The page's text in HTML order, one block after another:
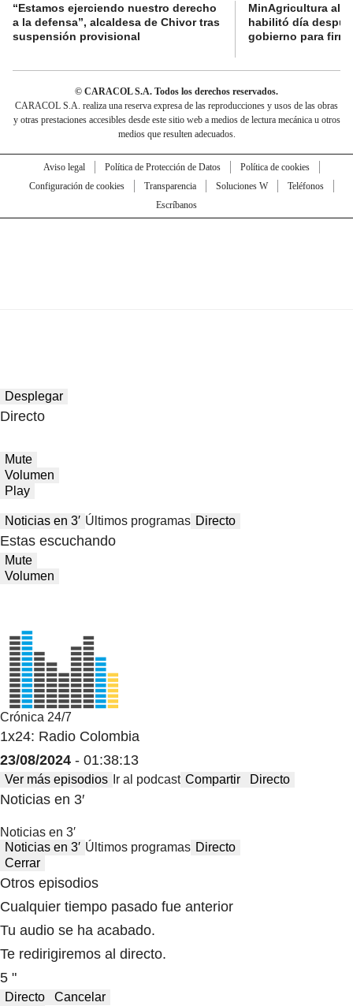
“Estamos ejerciendo nuestro derecho
a la defensa”, alcaldesa de Chivor tras
suspensión provisional
MinAgricultura
habilitó día
gobierno para
© CARACOL S.A. Todos los derechos reservados.
CARACOL S.A. realiza una reserva expresa de las reproducciones y usos de las obras
y otras prestaciones accesibles desde este sitio web a medios de lectura mecánica u otros
medios que resulten adecuados.
Aviso legal Política de Protección de Datos
Política de cookies
Configuración de cookies
Transparencia Soluciones W
Teléfonos
Escríbanos
Desplegar
Directo
Mute
Volumen
Play
Noticias en 3′ Últimos programas Directo
Estas escuchando
Mute
Volumen
Crónica 24/7
1x24: Radio Colombia
23/08/2024 - 01:38:13
Ver más episodios Ir al podcast Compartir Directo
Noticias en 3′
Noticias en 3′
Noticias en 3′ Últimos programas Directo
Cerrar
Otros episodios
Cualquier tiempo pasado fue anterior
Tu audio se ha acabado.
Te redirigiremos al directo.
5 "
Directo
Cancelar